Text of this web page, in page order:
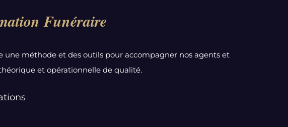
Funéraire
une méthode et des outils pour accompagner nos agents et
et opérationnelle de qualité.